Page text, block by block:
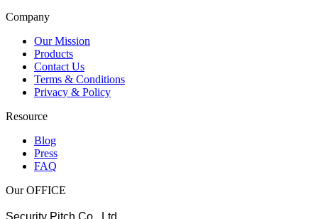
Company
Our Mission
Products
Contact Us
Terms & Conditions
Privacy & Policy
Resource
Blog
Press
FAQ
Our OFFICE